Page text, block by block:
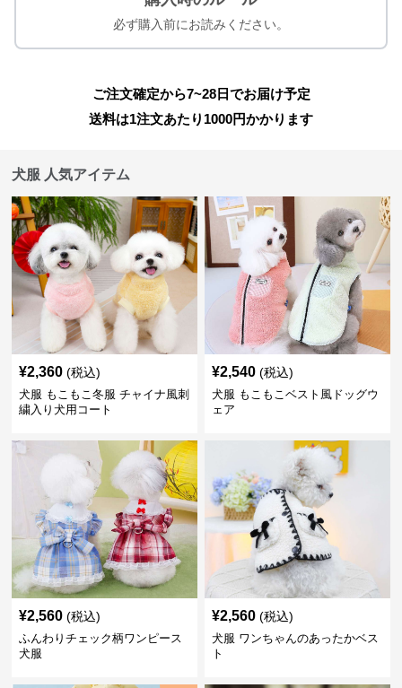
必ず購入前にお読みください。
ご注文確定から7~28日でお届け予定
送料は1注文あたり 1000円かかります
犬服 人気アイテム
¥2,360 (税込)
犬服 もこもこ冬服 チャイナ風刺
繍入り犬用コート
¥2,540 (税込)
犬服 もこもこベスト風ドッグウ
ェア
¥2,560 (税込)
ふんわりチェック柄ワンピース
犬服
¥2,560 (税込)
犬服 ワンちゃんのあったかベス
ト